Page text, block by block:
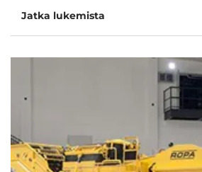
Jatka lukemista